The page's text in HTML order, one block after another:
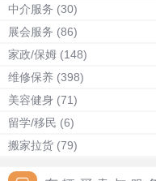
中介服务 (30)
展会服务 (86)
家政/保姆 (148)
维修保养 (398)
美容健身 (71)
留学/移民 (6)
搬家拉货 (79)